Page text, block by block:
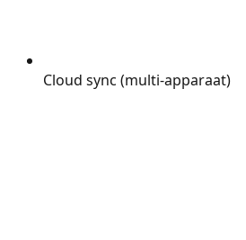
Cloud sync (multi-apparaat)